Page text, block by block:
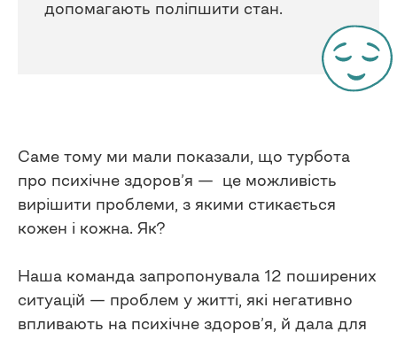
допомагають поліпшити стан.
Саме тому ми мали показали, що турбота
про психічне здоров’я — це можливість
вирішити проблеми, з якими стикається
кожен і кожна. Як?
Наша команда запропонувала 12 поширених
ситуацій — проблем у житті, які негативно
впливають на психічне здоров’я, й дала для